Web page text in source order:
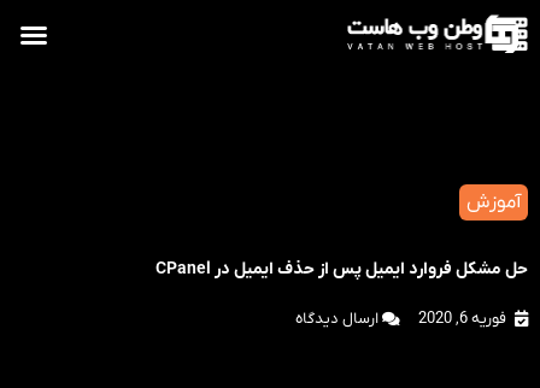
آموزش
حل مشکل فروارد ایمیل پس از حذف ایمیل در CPanel
فوریه 6, 2020 ارسال دیدگاه